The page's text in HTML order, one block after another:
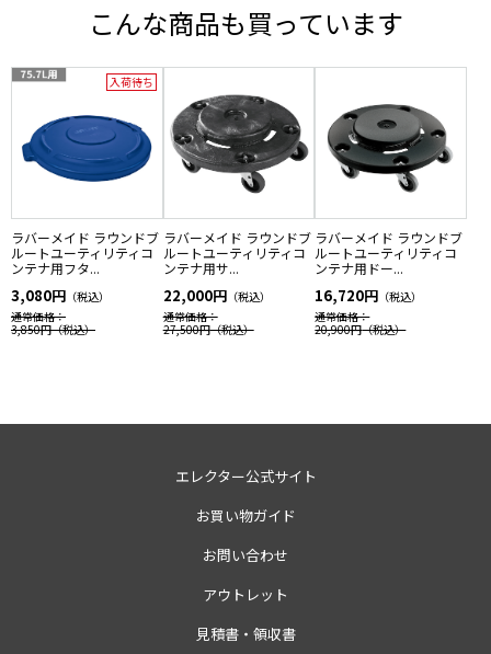
こんな商品も買っています
入荷待ち
ラバーメイド ラウンドブ
ルートユーティリティコ
ンテナ用フタ...
3,080円 （税込）
通常価格：
3,850円（税込）
ラバーメイド ラウンドブ
ルートユーティリティコ
ンテナ用サ...
22,000円（税込）
通常価格：
27,500円（税込）
ラバーメイド ラウンドブ
ルートユーティリティコ
ンテナ用ドー...
16,720円 （税込）
通常価格：
20,900円（税込）
エレクター公式サイト
お買い物ガイド
お問い合わせ
アウトレット
見積書・領収書